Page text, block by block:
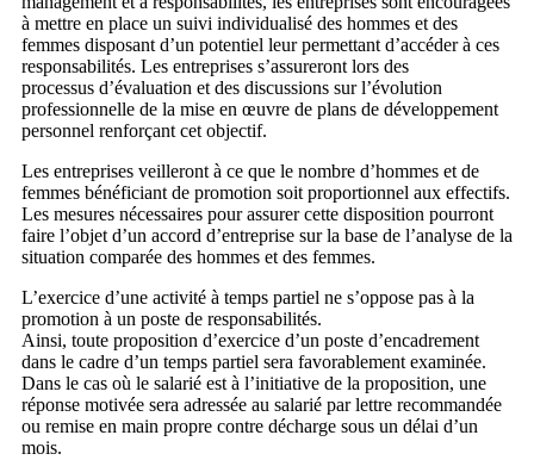
à mettre en place un suivi individualisé des hommes et des
femmes disposant d’un potentiel leur permettant d’accéder à ces
responsabilités. Les entreprises s’assureront lors des
processus d’évaluation et des discussions sur l’évolution
professionnelle de la mise en œuvre de plans de développement
personnel renforçant cet objectif.
Les entreprises veilleront à ce que le nombre d’hommes et de
femmes bénéficiant de promotion soit proportionnel aux effectifs.
Les mesures nécessaires pour assurer cette disposition pourront
faire l’objet d’un accord d’entreprise sur la base de l’analyse de la
situation comparée des hommes et des femmes.
L’exercice d’une activité à temps partiel ne s’oppose pas à la
promotion à un poste de responsabilités.
Ainsi, toute proposition d’exercice d’un poste d’encadrement
dans le cadre d’un temps partiel sera favorablement examinée.
Dans le cas où le salarié est à l’initiative de la proposition, une
réponse motivée sera adressée au salarié par lettre recommandée
ou remise en main propre contre décharge sous un délai d’un
mois.